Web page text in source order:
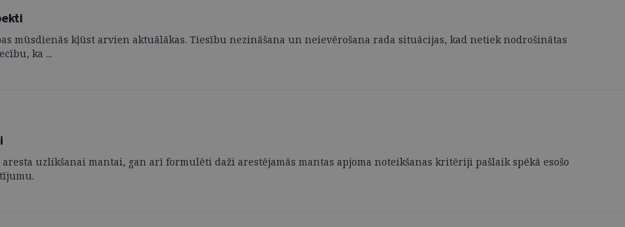
mūsdienās kļūst arvien aktuālākas. Tiesību nezināšana un neievērošana rada situācijas, kad netiek nodrošinātas
ka ...
uzlikšanai mantai, gan arī formulēti daži arestējamās mantas apjoma noteikšanas kritēriji pašlaik spēkā esošo